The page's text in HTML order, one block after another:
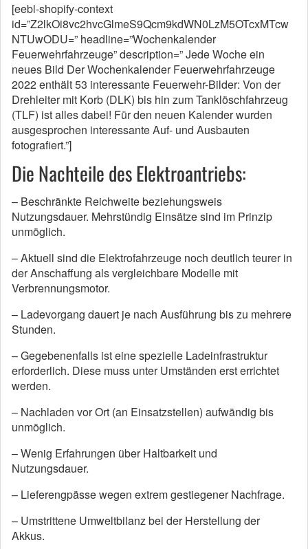
[eebl-shopify-context
id=”Z2lkOi8vc2hvcGlmeS9Qcm9kdWN0LzM5OTcxMTcw
NTUwODU=” headline=”Wochenkalender
Feuerwehrfahrzeuge” description=” Jede Woche ein
neues Bild Der Wochenkalender Feuerwehrfahrzeuge
2022 enthält 53 interessante Feuerwehr-Bilder: Von der
Drehleiter mit Korb (DLK) bis hin zum Tanklöschfahrzeug
(TLF) ist alles dabei! Für den neuen Kalender wurden
ausgesprochen interessante Auf- und Ausbauten
fotografiert.”]
Die Nachteile des Elektroantriebs:
– Beschränkte Reichweite beziehungsweis
Nutzungsdauer. Mehrstündig Einsätze sind im Prinzip
unmöglich.
– Aktuell sind die Elektrofahrzeuge noch deutlich teurer in
der Anschaffung als vergleichbare Modelle mit
Verbrennungsmotor.
– Ladevorgang dauert je nach Ausführung bis zu mehrere
Stunden.
– Gegebenenfalls ist eine spezielle Ladeinfrastruktur
erforderlich. Diese muss unter Umständen erst errichtet
werden.
– Nachladen vor Ort (an Einsatzstellen) aufwändig bis
unmöglich.
– Wenig Erfahrungen über Haltbarkeit und
Nutzungsdauer.
– Lieferengpässe wegen extrem gestiegener Nachfrage.
– Umstrittene Umweltbilanz bei der Herstellung der
Akkus.